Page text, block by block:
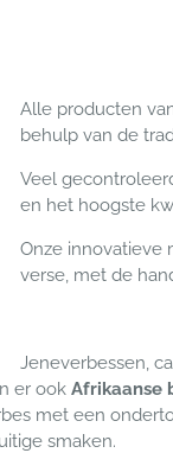
Alle producten
behulp van de
Veel
en het hoogste
Onze innovatieve
verse, met de
Jeneverbessen,
er ook Afrikaanse
met een
smaken.